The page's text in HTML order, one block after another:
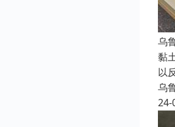
乌
黏
以
乌
24-